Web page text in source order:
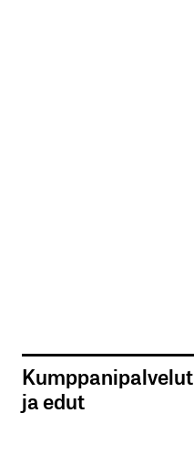
Kumppanipalvelut
ja edut